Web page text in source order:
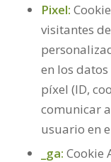
Pixel:
visitantes
en los
píxel (ID,
comunicar
usuario en
_ga: Cookie